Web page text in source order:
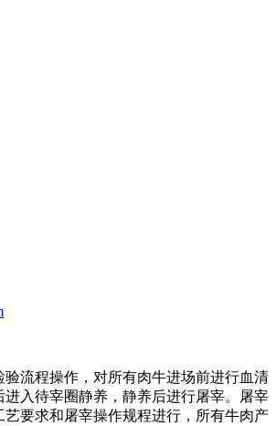
验流程操作，对所有肉牛进场前进行血清
进入待宰圈静养，静养后进行屠宰。屠宰
艺要求和屠宰操作规程进行，所有牛肉产